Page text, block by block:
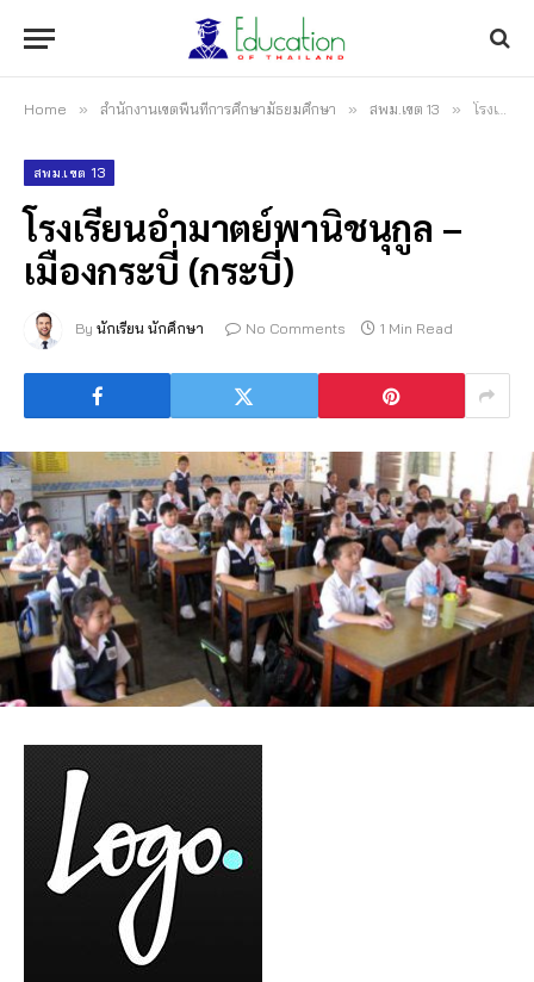
Home » สำนักงานเขตพื้นที่การศึกษามัธยมศึกษา » สพม.เขต 13 » โรงเรียนอำมาตย์พานิชนุกูล – เมืองกระบี่ (กระบี่)
สพม.เขต 13
โรงเรียนอำมาตย์พานิชนุกูล –
เมืองกระบี่ (กระบี่)
By นักเรียน นักศึกษา No Comments 1 Min Read